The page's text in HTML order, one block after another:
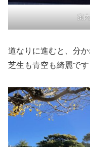
案
道なりに進むと、分
芝生も青空も綺麗です